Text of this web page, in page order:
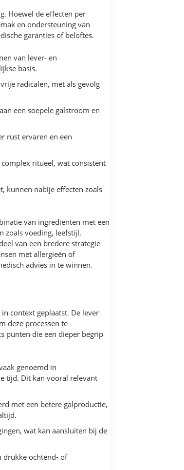
Hoewel de effecten per
en ondersteuning van
garanties of beloftes.
van lever- en
basis.
radicalen, met als gevolg
een soepele galstroom en
rust ervaren en een
ritueel, wat consistent
kunnen nabije effecten zoals
van ingrediënten met een
zoals voeding, leefstijl,
van een bredere strategie
met allergieën of
advies in te winnen.
context geplaatst. De lever
deze processen te
punten die een dieper begrip
genoemd in
tijd. Dit kan vooral relevant
met een betere galproductie,
wat kan aansluiten bij de
drukke ochtend- of